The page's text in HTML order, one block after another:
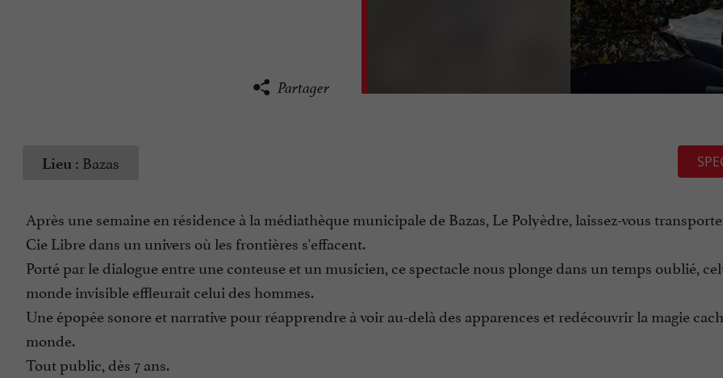
Partager
Lieu : Bazas
Après une semaine en résidence à la médiathèque municipale de Bazas, Le Polyèdre, laissez-vous
Cie Libre dans un univers où les frontières s'effacent.
Porté par le dialogue entre une conteuse et un musicien, ce spectacle nous plonge dans un temps oublié,
monde invisible effleurait celui des hommes.
Une épopée sonore et narrative pour réapprendre à voir au-delà des apparences et redécouvrir la magie
monde.
Tout public, dès 7 ans.